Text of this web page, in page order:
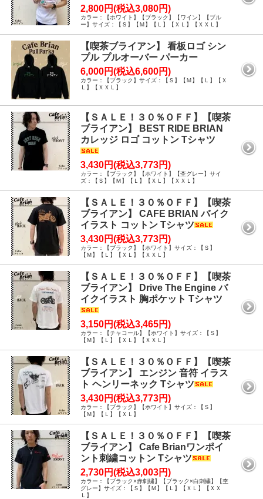
2,800円(税込3,080円)
カラー：【ホワイト】【ブラック】【ワイン】【ブル
ー】サイズ：【Ｓ】【Ｍ】【Ｌ】【ＸＬ】【ＸＸＬ】
【喫茶ブライアン】 看板ロゴ シン
プル プルオーバー パーカー
6,000円(税込6,600円)
カラー：【ブラック】サイズ：【Ｓ】【Ｍ】【Ｌ】【Ｘ
Ｌ】【ＸＸＬ】
【ＳＡＬＥ！３０％ＯＦＦ】【喫茶
ブライアン】 BEST RIDE BRIAN
カレッジ ロゴ コットン Tシャツ
3,430円(税込3,773円)
カラー：【ブラック】【ホワイト】【杢グレー】サイ
ズ：【Ｓ】【Ｍ】【Ｌ】【ＸＬ】【ＸＸＬ】
【ＳＡＬＥ！３０％ＯＦＦ】【喫茶
ブライアン】 CAFE BRIAN バイク
イラスト コットン Tシャツ
3,430円(税込3,773円)
カラー：【ブラック】【ホワイト】サイズ：【Ｓ】
【Ｍ】【Ｌ】【ＸＬ】【ＸＸＬ】
【ＳＡＬＥ！３０％ＯＦＦ】【喫茶
ブライアン】 Drive The Engine バ
イクイラスト 胸ポケット Tシャツ
3,150円(税込3,465円)
カラー：【チャコール】【ホワイト】サイズ：【Ｓ】
【Ｍ】【Ｌ】【ＸＬ】【ＸＸＬ】
【ＳＡＬＥ！３０％ＯＦＦ】【喫茶
ブライアン】 エンジン 音符 イラス
ト ヘンリーネック Tシャツ
3,430円(税込3,773円)
カラー：【ブラック】【ホワイト】サイズ：【Ｓ】
【Ｍ】【Ｌ】【ＸＬ】
【ＳＡＬＥ！３０％ＯＦＦ】【喫茶
ブライアン】 Cafe Brianワンポイ
ント刺繍コットン Tシャツ
2,730円(税込3,003円)
カラー：【ブラック×赤刺繍】【ブラック×白刺繍】【杢
グレー】サイズ：【Ｓ】【Ｍ】【Ｌ】【ＸＬ】【ＸＸ
Ｌ】